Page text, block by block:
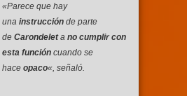
«Parece que hay
una instrucción de parte
de Carondeleta no cumplir con
esta función cuando se
hace opaco«, señaló.